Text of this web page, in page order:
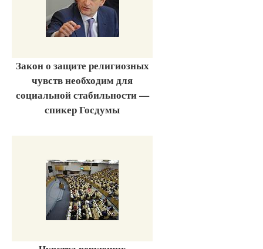
Закон о защите религиозных
чувств необходим для
социальной стабильности —
спикер Госдумы